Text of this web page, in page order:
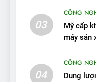
12
03
CÔNG
Mỹ cấp
máy sản
04
CÔNG
Dung